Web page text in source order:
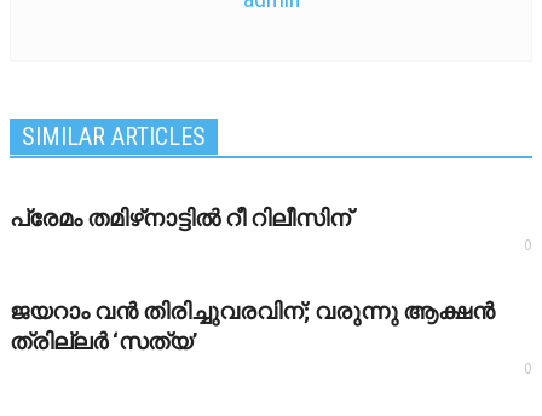
SIMILAR ARTICLES
പ്രേമം തമിഴ്‌നാട്ടില്‍ റീ റിലീസിന്
0
ജയറാം വന്‍ തിരിച്ചുവരവിന്; വരുന്നു ആക്ഷന്‍
ത്രില്ലര്‍ ‘സത്യ’
0